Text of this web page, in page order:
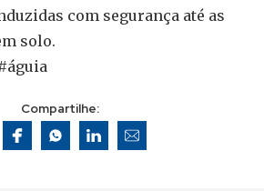
com segurança até as
solo.
Compartilhe: